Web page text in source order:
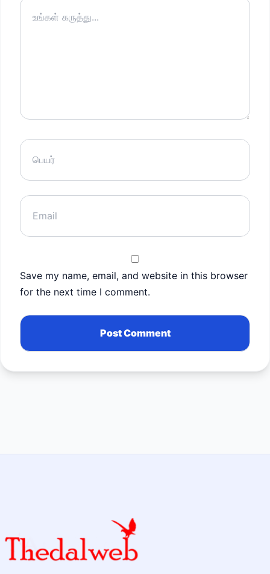
Save my name, email, and website in this browser
for the next time I comment.